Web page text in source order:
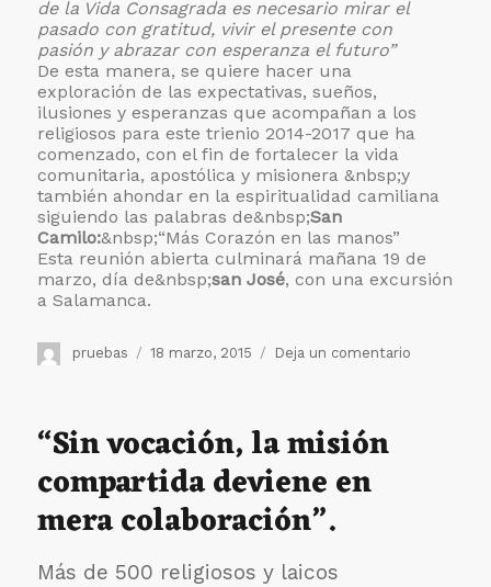
de la Vida Consagrada es necesario mirar el
pasado con gratitud, vivir el presente con
pasión y abrazar con esperanza el futuro”
De esta manera, se quiere hacer una
exploración de las expectativas, sueños,
ilusiones y esperanzas que acompañan a los
religiosos para este trienio 2014-2017 que ha
comenzado, con el fin de fortalecer la vida
comunitaria, apostólica y misionera &nbsp;y
también ahondar en la espiritualidad camiliana
siguiendo las palabras de&nbsp;San
Camilo:&nbsp;“Más Corazón en las manos”
Esta reunión abierta culminará mañana 19 de
marzo, día de&nbsp;san José, con una excursión
a Salamanca.
Autor
pruebas
Publicado
18 marzo, 2015 Deja un comentario
“Sin vocación, la misión
compartida deviene en
mera colaboración”.
Más de 500 religiosos y laicos